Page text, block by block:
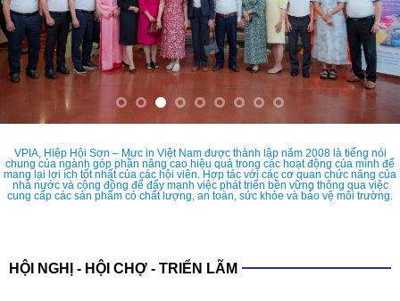
VPIA, Hiệp Hội Sơn – Mực in Việt Nam được thành lập năm 2008 là tiếng nói
chung của ngành góp phần nâng cao hiệu quả trong các hoạt động của mình để
mang lại lợi ích tốt nhất của các hội viên. Hợp tác với các cơ quan chức năng của
nhà nước và cộng đồng để đẩy mạnh việc phát triển bền vững thông qua việc
cung cấp các sản phẩm có chất lượng, an toàn, sức khỏe và bảo vệ môi trường.
HỘI NGHỊ - HỘI CHỢ - TRIỂN LÃM